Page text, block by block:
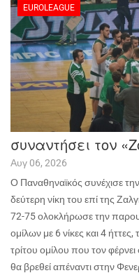
EUROLEAGUE
συναντήσει τον
Αυγ 06, 2026
Ο Παναθηναϊκός συνέχισε
δεύτερη νίκη του επί της
72-75 ολοκλήρωσε την
ομίλων με 6 νίκες και 4
τρίτου ομίλου που τον
θα βρεθεί απέναντι στην